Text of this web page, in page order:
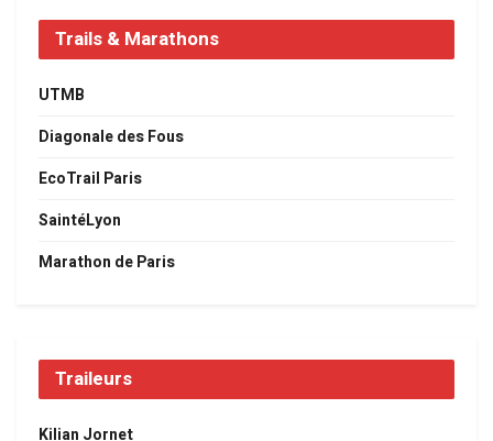
Trails & Marathons
UTMB
Diagonale des Fous
EcoTrail Paris
SaintéLyon
Marathon de Paris
Traileurs
Kilian Jornet